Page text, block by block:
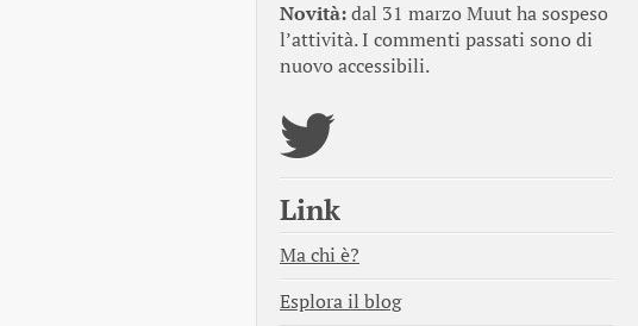
Novità:dal 31 marzo Muut ha sospeso
l’attività. I commenti passati sono di
nuovo accessibili.
Link
Ma chi è?
Esplora il blog